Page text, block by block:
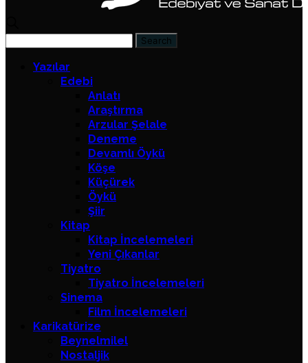
Yazılar
Edebi
Anlatı
Araştırma
Arzular Şelale
Deneme
Devamlı Öykü
Köşe
Küçürek
Öykü
Şiir
Kitap
Kitap İncelemeleri
Yeni Çıkanlar
Tiyatro
Tiyatro İncelemeleri
Sinema
Film İncelemeleri
Karikatürize
Beynelmilel
Nostaljik